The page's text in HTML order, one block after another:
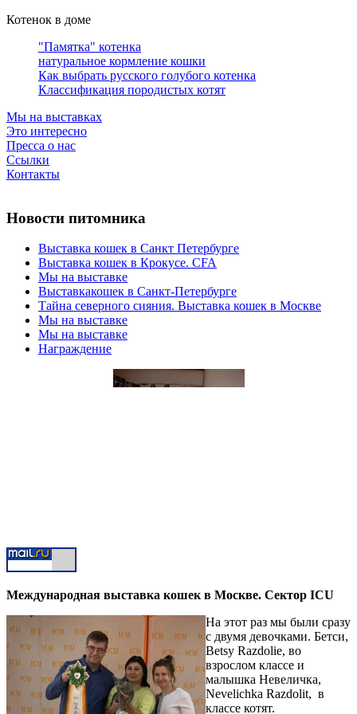
Котенок в доме
"Памятка" котенка
натуральное кормление кошки
Как выбрать русского голубого котенка
Классификация породистых котят
Мы на выставках
Это интересно
Пресса о нас
Ссылки
Контакты
Новости питомника
Выставка кошек в Санкт Петербурге
Выставка кошек в Крокусе. CFA
Мы на выставке
Выставкакошек в Санкт-Петербурге
Тайна северного сияния. Выставка кошек в Москве
Мы на выставке
Мы на выставке
Награждение
Международная выставка кошек в Москве. Сектор ICU
На этот раз мы были сразу
с двумя девочками. Бетси,
Betsy Razdolie, во
взрослом классе и
малышка Невеличка,
Nevelichka Razdolit, в
классе котят.